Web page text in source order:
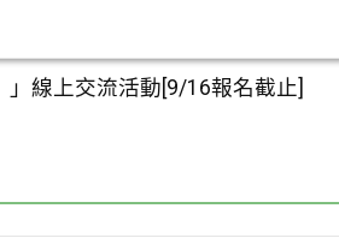
」線上交流活動[9/16報名截止]